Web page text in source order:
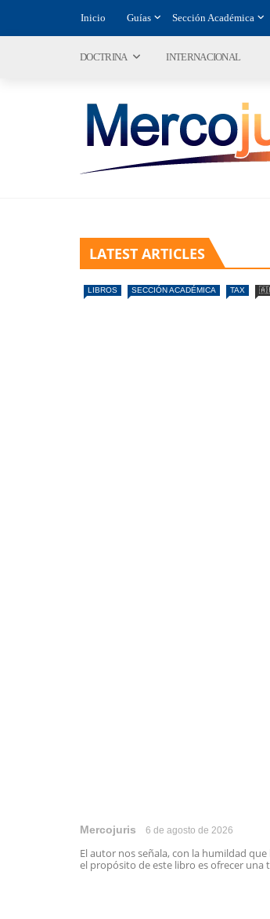
Inicio Guías Sección Académica
DOCTRINA INTERNACIONAL
LATEST ARTICLES
LIBROS SECCIÓN ACADÉMICA TAX
Mercojuris 6 de agosto de 2026
El autor nos señala, con la humildad
el propósito de este libro es ofrecer una